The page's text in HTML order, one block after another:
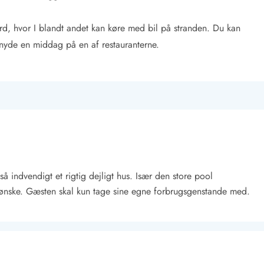
hvor I blandt andet kan køre med bil på stranden. Du kan
en middag på en af restauranterne.
indvendigt et rigtig dejligt hus. Især den store pool
Gæsten skal kun tage sine egne forbrugsgenstande med.